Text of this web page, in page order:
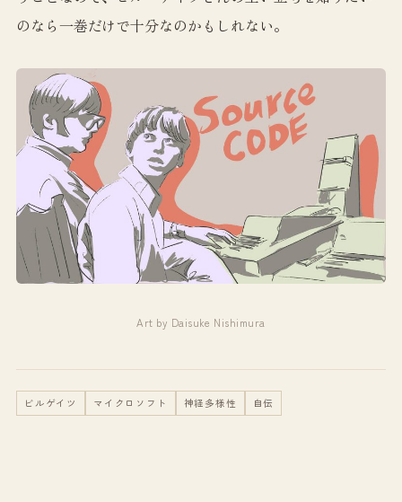
のなら一巻だけで十分なのかもしれない。
Art by Daisuke Nishimura
ビルゲイツ マイクロソフト 神経多様性 自伝